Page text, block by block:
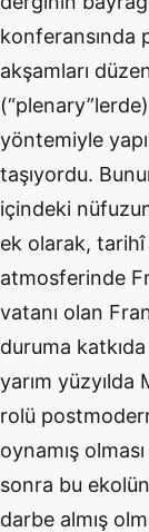
konferansında
akşamları
(“
yöntemiyle
taşıyordu.
içindeki
ek olarak, tarihî
atmosferinde
vatanı olan
duruma
yarım yüzyılda
rolü
oynamış olması
sonra bu
darbe almış ol